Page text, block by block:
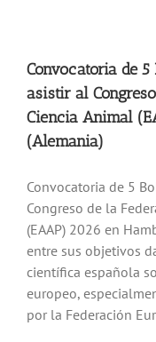
Contactar
WooCommerce
WooCommerce
Convocatoria de
asistir al
Ciencia Animal
(Alemania)
Convocatoria de 5
Congreso de la
(EAAP) 2026 en
entre sus objetivos
científica española
europeo,
por la Federación